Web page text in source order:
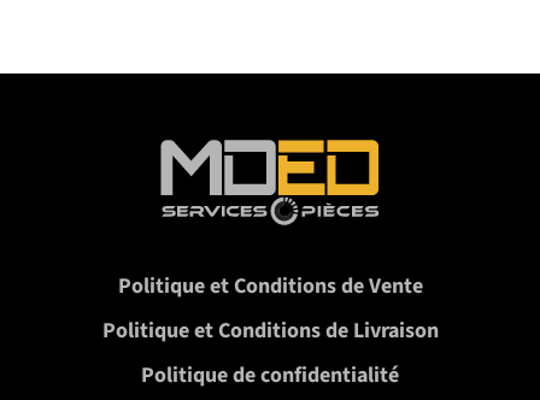
Politique et Conditions de Vente
Politique et Conditions de Livraison
Politique de confidentialité